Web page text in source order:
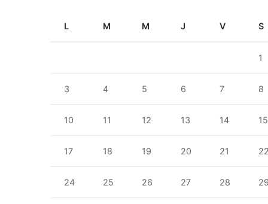
L M M J V S
1
3 4 5 6 7 8
10 11 12 13 14 15
17 18 19 20 21
24 25 26 27 28